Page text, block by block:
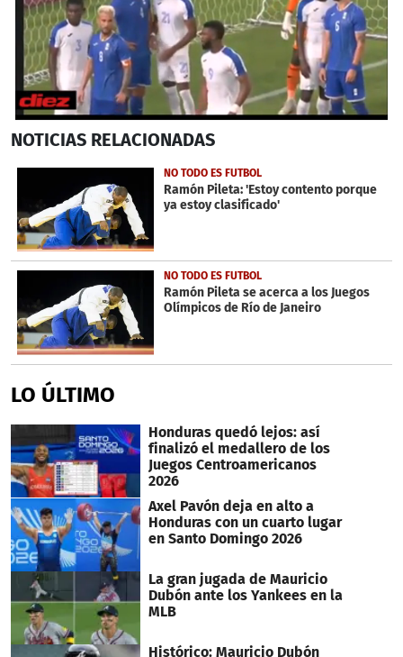
seconds
33
NOTICIAS RELACIONADAS
NO TODO ES FUTBOL
Ramón Pileta: 'Estoy contento porque
ya estoy clasificado'
NO TODO ES FUTBOL
Ramón Pileta se acerca a los Juegos
Olímpicos de Río de Janeiro
LO ÚLTIMO
Honduras quedó lejos: así
finalizó el medallero de los
Juegos Centroamericanos
2026
Axel Pavón deja en alto a
Honduras con un cuarto lugar
en Santo Domingo 2026
La gran jugada de Mauricio
Dubón ante los Yankees en la
MLB
Histórico: Mauricio Dubón